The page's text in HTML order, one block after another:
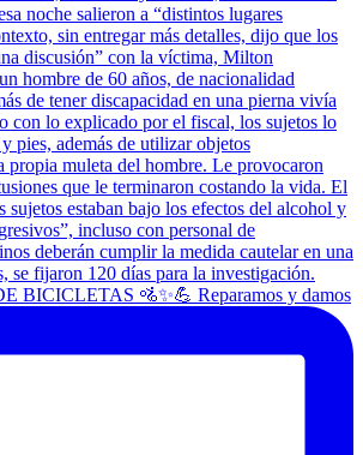
BICICLETAS 🚵✨💪 Reparamos y damos